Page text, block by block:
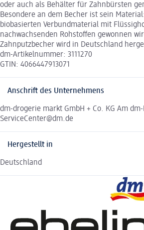
oder auch als Behälter für Zahnbürsten
Besondere an dem Becher ist sein
biobasierten Verbundmaterial mit
nachwachsenden Rohstoffen gewonnen
Zahnputzbecher wird in Deutschland
dm-Artikelnummer: 3111270
GTIN: 4066447913071
Anschrift des Unternehmens
dm-drogerie markt GmbH + Co. KG Am
ServiceCenter@dm.de
Hergestellt in
Deutschland